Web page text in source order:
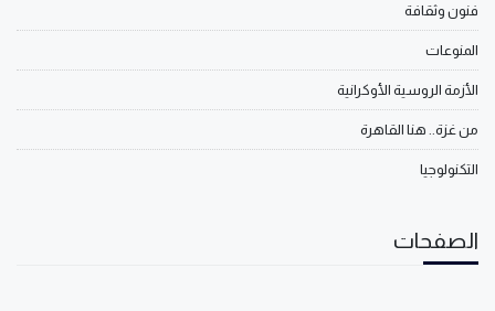
فنون وثقافة
المنوعات
الأزمة الروسية الأوكرانية
من غزة.. هنا القاهرة
التكنولوجيا
الصفحات